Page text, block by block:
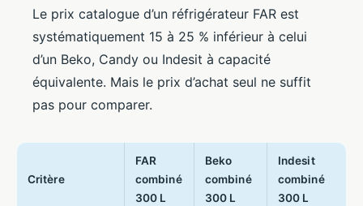
Le prix catalogue d’un réfrigérateur FAR est
systématiquement 15 à 25 % inférieur à celui
d’un Beko, Candy ou Indesit à capacité
équivalente. Mais le prix d’achat seul ne suffit
pas pour comparer.
Critère
FAR
combiné
300 L
Beko
combiné
300 L
Indesit
combiné
300 L